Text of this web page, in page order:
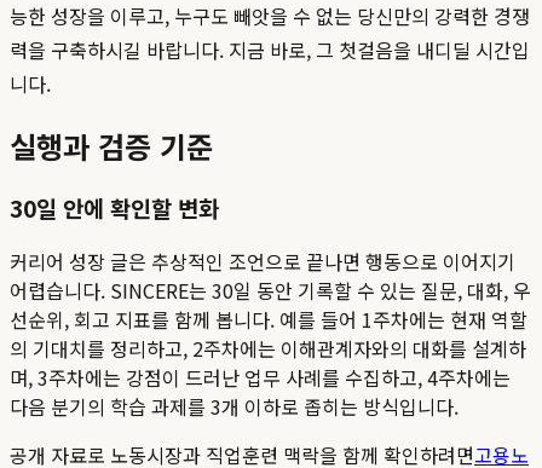
능한 성장을 이루고, 누구도 빼앗을 수 없는 당신만의 강력한 경쟁
력을 구축하시길 바랍니다. 지금 바로, 그 첫걸음을 내디딜 시간입
니다.
실행과 검증 기준
30일 안에 확인할 변화
커리어 성장 글은 추상적인 조언으로 끝나면 행동으로 이어지기
어렵습니다. SINCERE는 30일 동안 기록할 수 있는 질문, 대화, 우
선순위, 회고 지표를 함께 봅니다. 예를 들어 1주차에는 현재 역할
의 기대치를 정리하고, 2주차에는 이해관계자와의 대화를 설계하
며, 3주차에는 강점이 드러난 업무 사례를 수집하고, 4주차에는
다음 분기의 학습 과제를 3개 이하로 좁히는 방식입니다.
공개 자료로 노동시장과 직업훈련 맥락을 함께 확인하려면고용노